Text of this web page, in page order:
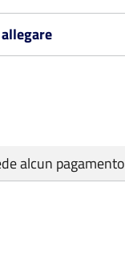
alcun pagamento